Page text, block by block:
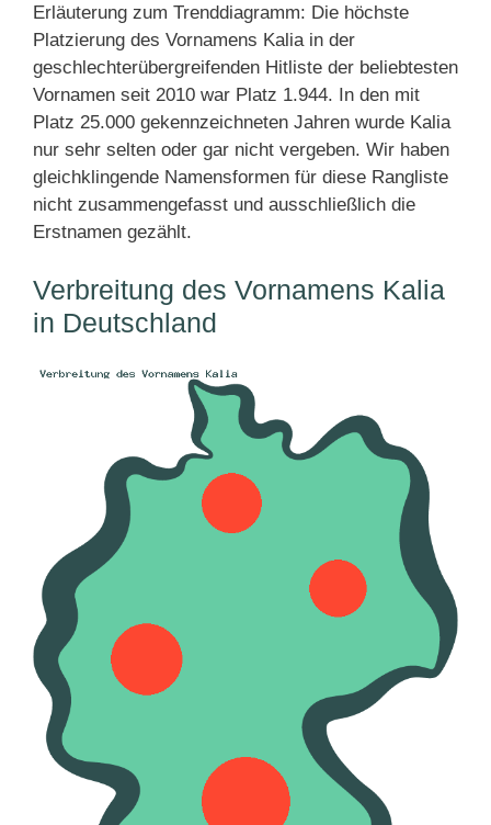
Erläuterung zum Trenddiagramm: Die höchste
Platzierung des Vornamens Kalia in der
geschlechterübergreifenden Hitliste der beliebtesten
Vornamen seit 2010 war Platz 1.944. In den mit
Platz 25.000 gekennzeichneten Jahren wurde Kalia
nur sehr selten oder gar nicht vergeben. Wir haben
gleichklingende Namensformen für diese Rangliste
nicht zusammengefasst und ausschließlich die
Erstnamen gezählt.
Verbreitung des Vornamens Kalia
in Deutschland